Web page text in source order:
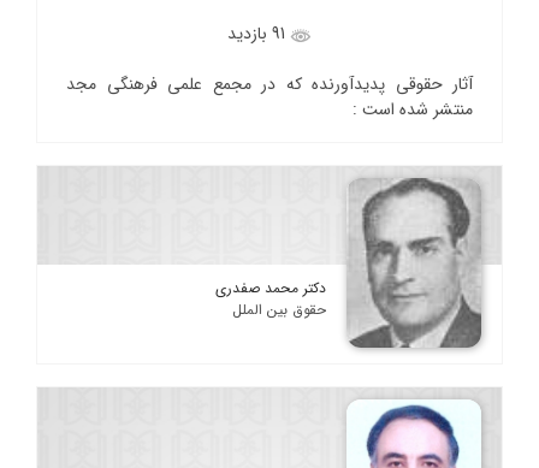
آثار حقوقی پدیدآورنده که در مجمع علمی فرهنگی مجد
منتشر شده است :
دکتر محمد صفدری
حقوق بین الملل